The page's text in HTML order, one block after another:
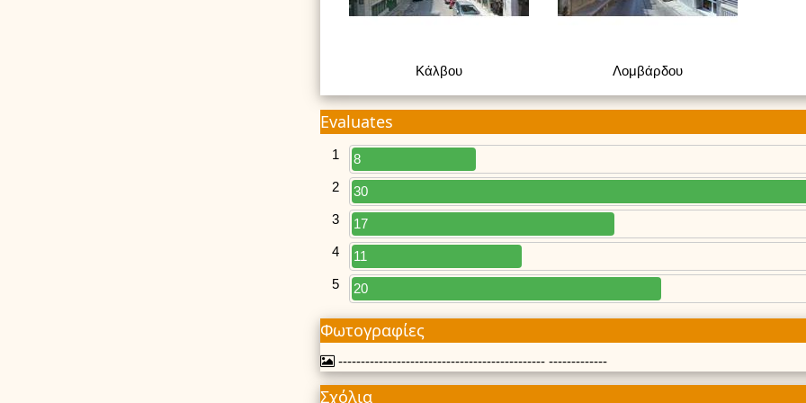
Κάλβου Λομβάρδου
Evaluates
1
8
2
30
3
17
4
11
5
20
Φωτογραφίες
---------------------------------------------- -------------
Σχόλια